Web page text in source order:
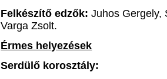
Felkészítő edzők: Juhos Gergely,
Varga Zsolt.
Érmes helyezések
Serdülő korosztály: